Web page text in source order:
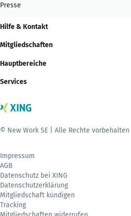
Presse
Hilfe & Kontakt
Mitgliedschaften
Hauptbereiche
Services
© New Work SE | Alle Rechte vorbehalten
Impressum
AGB
Datenschutz bei XING
Datenschutzerklärung
Mitgliedschaft kündigen
Tracking